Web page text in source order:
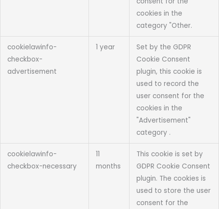
cookies in the
category "Other.
cookielawinfo-
checkbox-
advertisement
1 year
Set by the GDPR
Cookie Consent
plugin, this cookie is
used to record the
user consent for the
cookies in the
"Advertisement"
category .
cookielawinfo-
checkbox-necessary
11
months
This cookie is set by
GDPR Cookie Consent
plugin. The cookies is
used to store the user
consent for the